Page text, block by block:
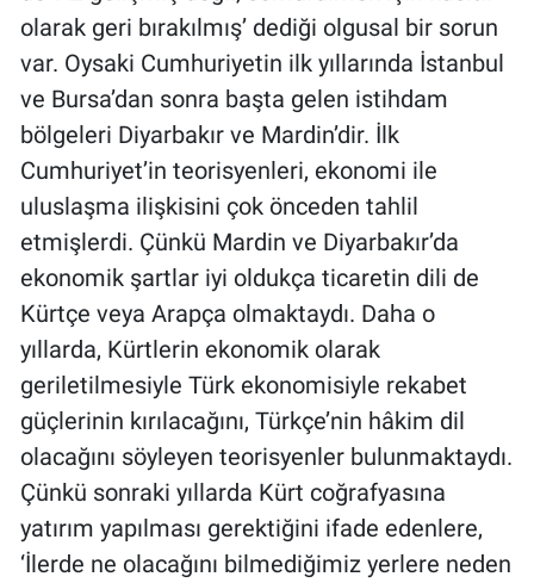
olarak geri bırakılmış’ dediği olgusal bir sorun
var. Oysaki Cumhuriyetin ilk yıllarında İstanbul
ve Bursa’dan sonra başta gelen istihdam
bölgeleri Diyarbakır ve Mardin’dir. İlk
Cumhuriyet’in teorisyenleri, ekonomi ile
uluslaşma ilişkisini çok önceden tahlil
etmişlerdi. Çünkü Mardin ve Diyarbakır’da
ekonomik şartlar iyi oldukça ticaretin dili de
Kürtçe veya Arapça olmaktaydı. Daha o
yıllarda, Kürtlerin ekonomik olarak
geriletilmesiyle Türk ekonomisiyle rekabet
güçlerinin kırılacağını, Türkçe’nin hâkim dil
olacağını söyleyen teorisyenler bulunmaktaydı.
Çünkü sonraki yıllarda Kürt coğrafyasına
yatırım yapılması gerektiğini ifade edenlere,
‘İlerde ne olacağını bilmediğimiz yerlere neden